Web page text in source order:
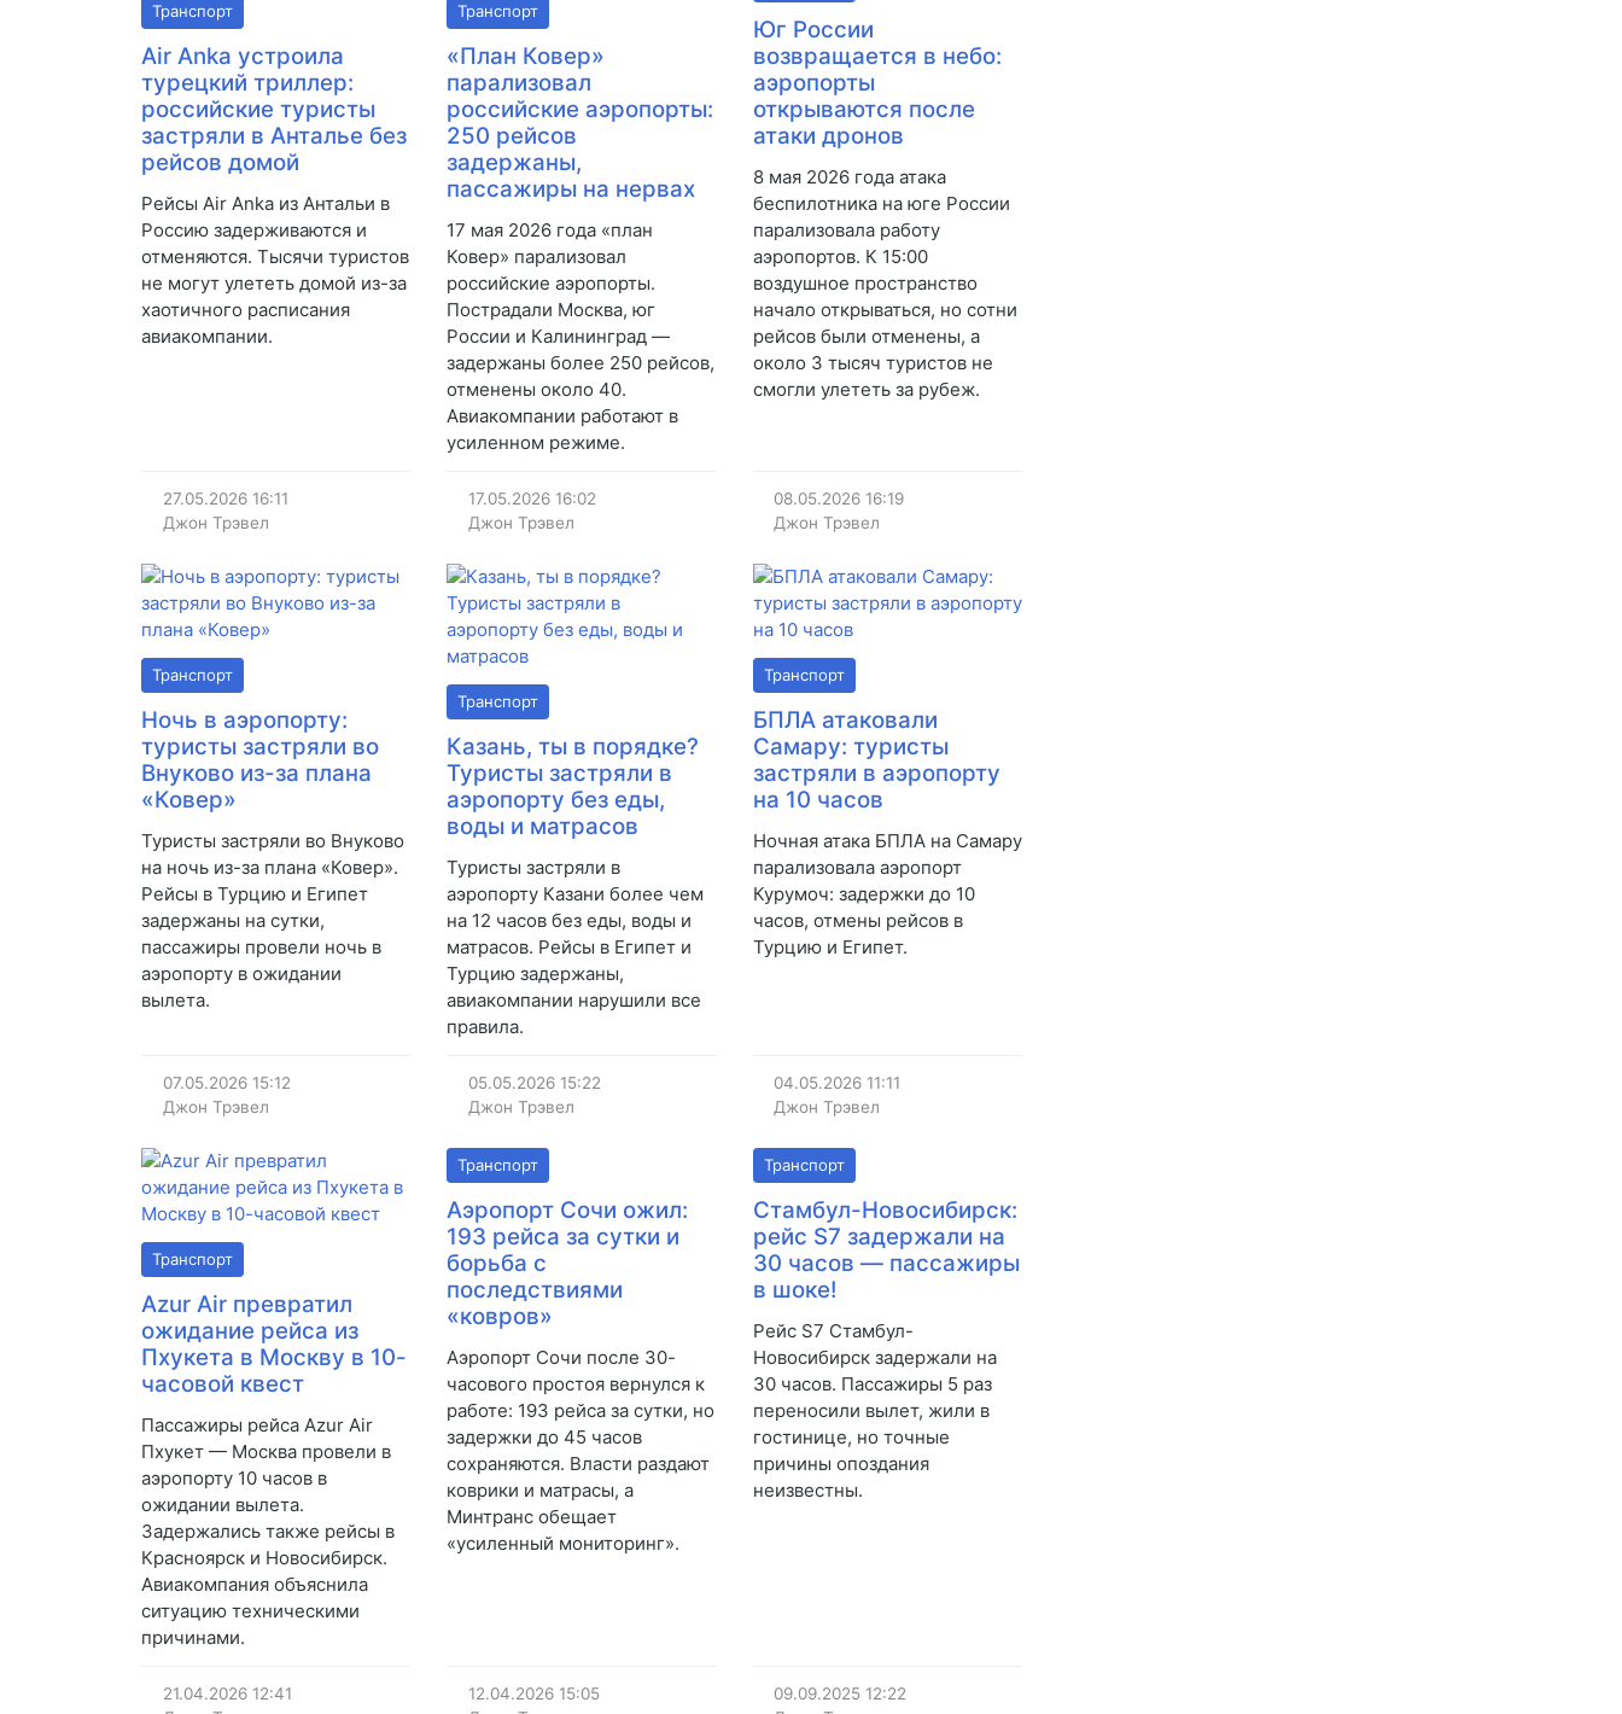
Транспорт
Air Anka устроила
турецкий триллер:
российские туристы
застряли в Анталье без
рейсов домой
Рейсы Air Anka из Антальи в
Россию задерживаются и
отменяются. Тысячи туристов
не могут улететь домой из-за
хаотичного расписания
авиакомпании.
27.05.2026 16:11
Джон Трэвел
Транспорт
«План Ковер»
парализовал
российские аэропорты:
250 рейсов
задержаны,
пассажиры на нервах
17 мая 2026 года «план
Ковер» парализовал
российские аэропорты.
Пострадали Москва, юг
России и Калининград —
задержаны более 250 рейсов,
отменены около 40.
Авиакомпании работают в
усиленном режиме.
17.05.2026 16:02
Джон Трэвел
Юг России
возвращается в небо:
аэропорты
открываются после
атаки дронов
8 мая 2026 года атака
беспилотника на юге России
парализовала работу
аэропортов. К 15:00
воздушное пространство
начало открываться, но сотни
рейсов были отменены, а
около 3 тысяч туристов не
смогли улететь за рубеж.
08.05.2026 16:19
Джон Трэвел
Транспорт
Ночь в аэропорту:
туристы застряли во
Внуково из-за плана
«Ковер»
Туристы застряли во Внуково
на ночь из-за плана «Ковер».
Рейсы в Турцию и Египет
задержаны на сутки,
пассажиры провели ночь в
аэропорту в ожидании
вылета.
07.05.2026 15:12
Джон Трэвел
Транспорт
Казань, ты в порядке?
Туристы застряли в
аэропорту без еды,
воды и матрасов
Туристы застряли в
аэропорту Казани более чем
на 12 часов без еды, воды и
матрасов. Рейсы в Египет и
Турцию задержаны,
авиакомпании нарушили все
правила.
05.05.2026 15:22
Джон Трэвел
Транспорт
БПЛА атаковали
Самару: туристы
застряли в аэропорту
на 10 часов
Ночная атака БПЛА на Самару
парализовала аэропорт
Курумоч: задержки до 10
часов, отмены рейсов в
Турцию и Египет.
04.05.2026 11:11
Джон Трэвел
Транспорт
Azur Air превратил
ожидание рейса из
Пхукета в Москву в 10-
часовой квест
Пассажиры рейса Azur Air
Пхукет — Москва провели в
аэропорту 10 часов в
ожидании вылета.
Задержались также рейсы в
Красноярск и Новосибирск.
Авиакомпания объяснила
ситуацию техническими
причинами.
21.04.2026 12:41
Транспорт
Аэропорт Сочи ожил:
193 рейса за сутки и
борьба с
последствиями
«ковров»
Аэропорт Сочи после 30-
часового простоя вернулся к
работе: 193 рейса за сутки, но
задержки до 45 часов
сохраняются. Власти раздают
коврики и матрасы, а
Минтранс обещает
«усиленный мониторинг».
12.04.2026 15:05
Транспорт
Стамбул-Новосибирск:
рейс S7 задержали на
30 часов — пассажиры
в шоке!
Рейс S7 Стамбул-
Новосибирск задержали на
30 часов. Пассажиры 5 раз
переносили вылет, жили в
гостинице, но точные
причины опоздания
неизвестны.
09.09.2025 12:22